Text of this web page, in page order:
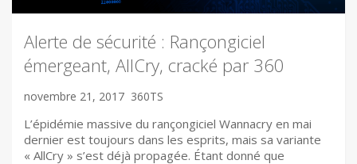
Alerte de sécurité : Rançongiciel
émergeant, AllCry, cracké par 360
novembre 21, 2017 360TS
L’épidémie massive du rançongiciel Wannacry en mai
dernier est toujours dans les esprits, mais sa variante
« AllCry » s’est déjà propagée. Étant donné que